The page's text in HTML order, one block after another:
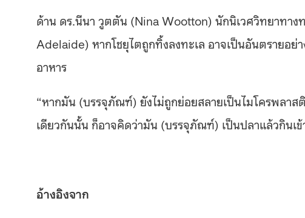
ด้าน ดร.นีนา วูตตัน (Nina Wootton) นักนิเวศวิทยาทา
Adelaide) หากโชยุไตถูกทิ้งลงทะเล อาจเป็นอันตรายอย่
อาหาร
“หากมัน (บรรจุภัณฑ์) ยังไม่ถูกย่อยสลายเป็นไมโครพลา
เดียวกันนั้น ก็อาจคิดว่ามัน (บรรจุภัณฑ์) เป็นปลาแล้วกินเ
อ้างอิงจาก